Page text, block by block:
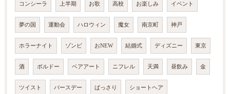
コンシーラ 上半期 お歌 高校 お楽しみ イベント
夢の国 運動会 ハロウィン 魔女 南京町 神戸
ホラーナイト ゾンビ おNEW 結婚式 ディズニー 東京
酒 ボルドー ベアアート ニフレル 天満 昼飲み 金
ツイスト バースデー ばっさり ショートヘア